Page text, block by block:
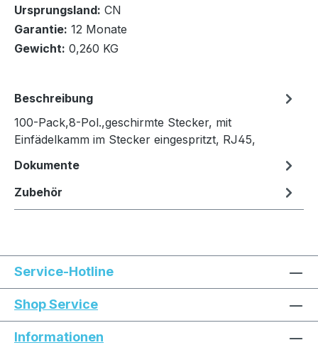
In den Warenkorb
Ursprungsland: CN
Garantie: 12 Monate
Gewicht: 0,260 KG
Beschreibung
100-Pack,8-Pol.,geschirmte Stecker, mit
Einfädelkamm im Stecker eingespritzt, RJ45,
Dokumente
Zubehör
Service-Hotline
Shop Service
Informationen